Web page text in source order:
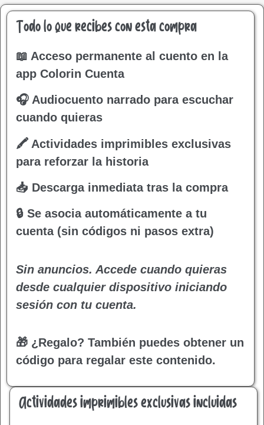
Todo lo que recibes con esta compra
📖 Acceso permanente al cuento en la
app Colorin Cuenta
🎧 Audiocuento narrado para escuchar
cuando quieras
🖍 Actividades imprimibles exclusivas
para reforzar la historia
📥 Descarga inmediata tras la compra
🔒 Se asocia automáticamente a tu
cuenta (sin códigos ni pasos extra)
Sin anuncios. Accede cuando quieras
desde cualquier dispositivo iniciando
sesión con tu cuenta.
🎁 ¿Regalo? También puedes obtener un
código para regalar este contenido.
Actividades imprimibles exclusivas incluidas